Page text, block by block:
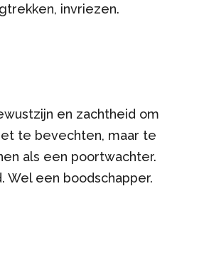
invriezen.
en zachtheid om
te bevechten, maar te
als een poortwachter.
Wel een boodschapper.